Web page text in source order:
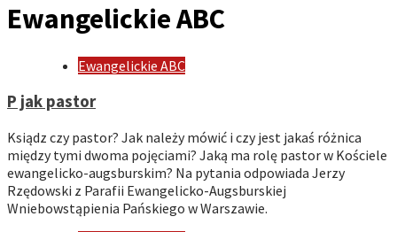
Ewangelickie ABC
Ewangelickie ABC
P jak pastor
Ksiądz czy pastor? Jak należy mówić i czy jest jakaś różnica
między tymi dwoma pojęciami? Jaką ma rolę pastor w Kościele
ewangelicko-augsburskim? Na pytania odpowiada Jerzy
Rzędowski z Parafii Ewangelicko-Augsburskiej
Wniebowstąpienia Pańskiego w Warszawie.